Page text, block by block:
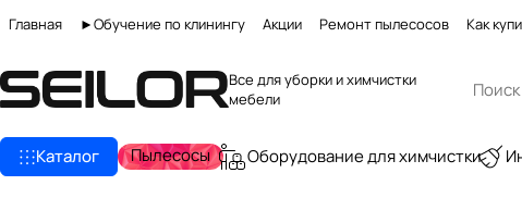
Главная ►Обучение по клинингу Акции Ремонт пылесосов Как
Все для уборки и химчистки
мебели
Каталог Пылесосы Оборудование для химчистки